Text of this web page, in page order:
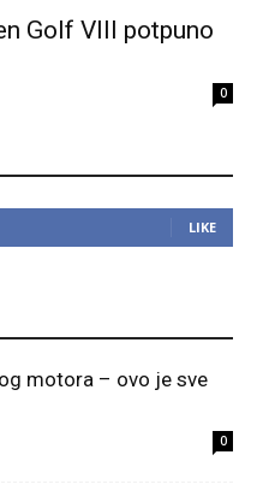
Golf VIII potpuno
0
LIKE
motora – ovo je sve
0